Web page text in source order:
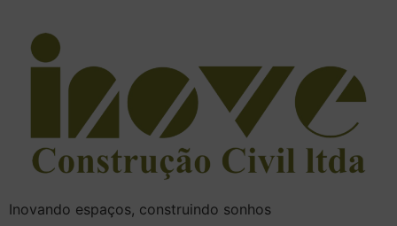
Inovando espaços, construindo sonhos